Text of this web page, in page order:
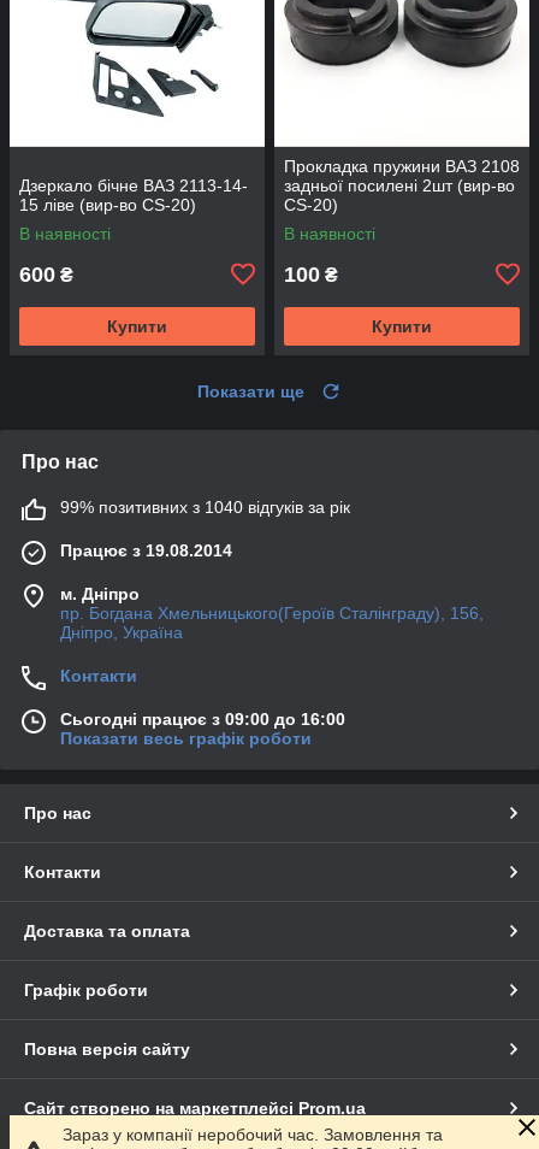
Дзеркало бічне ВАЗ 2113-14-
15 ліве (вир-во CS-20)
В наявності
600 ₴
Купити
Прокладка пружини ВАЗ 2108
задньої посилені 2шт (вир-во
CS-20)
В наявності
100 ₴
Купити
Показати ще
Про нас
99% позитивних з 1040 відгуків за рік
Працює з 19.08.2014
м. Дніпро
пр. Богдана Хмельницького(Героїв Сталінграду), 156,
Дніпро, Україна
Контакти
Сьогодні працює з 09:00 до 16:00
Показати весь графік роботи
Про нас
Контакти
Доставка та оплата
Графік роботи
Повна версія сайту
Сайт створено на маркетплейсі Prom.ua
Зараз у компанії неробочий час. Замовлення та